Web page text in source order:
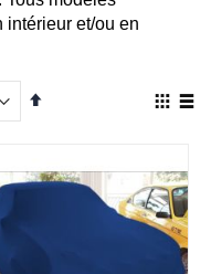
intérieur et/ou en
en